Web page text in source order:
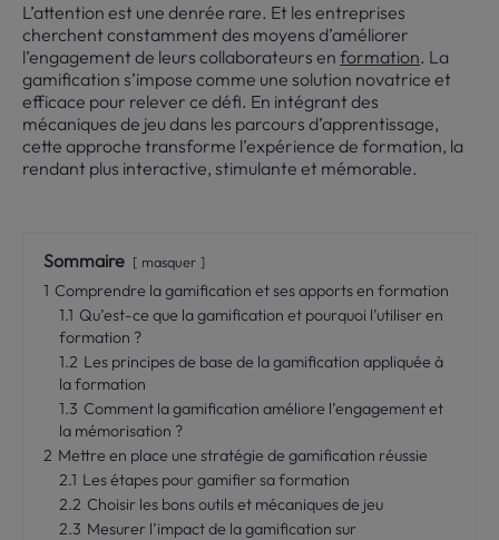
L’attention est une denrée rare. Et les entreprises
cherchent constamment des moyens d’améliorer
l’engagement de leurs collaborateurs enformation. La
gamification s’impose comme une solution novatrice et
efficace pour relever ce défi. En intégrant des
mécaniques de jeu dans les parcours d’apprentissage,
cette approche transforme l’expérience de formation, la
rendant plus interactive, stimulante et mémorable.
Sommaire masquer
1 Comprendre la gamification et ses apports en formation
1.1 Qu’est-ce que la gamification et pourquoi l’utiliser en
formation ?
1.2 Les principes de base de la gamification appliquée à
la formation
1.3 Comment la gamification améliore l’engagement et
la mémorisation ?
2 Mettre en place une stratégie de gamification réussie
2.1 Les étapes pour gamifier sa formation
2.2 Choisir les bons outils et mécaniques de jeu
2.3 Mesurer l’impact de la gamification sur